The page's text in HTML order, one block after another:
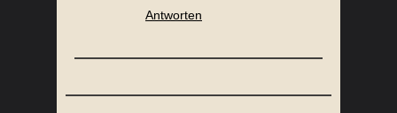
Antworten